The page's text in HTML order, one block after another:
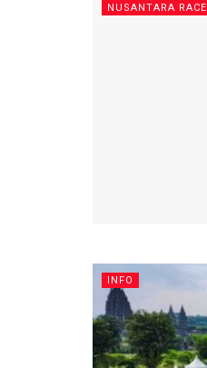
NUSANTARA RACE
INFO